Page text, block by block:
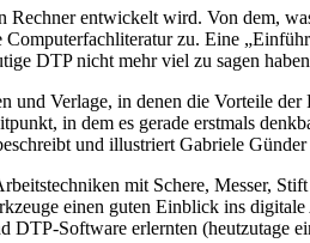
Rechner entwickelt wird. Von dem,
zu. Eine
DTP nicht mehr viel zu sagen
und Verlage, in denen die Vorteile
in dem es gerade erstmals
und illustriert Gabriele
mit Schere, Messer,
einen guten Einblick ins
DTP-Software erlernten